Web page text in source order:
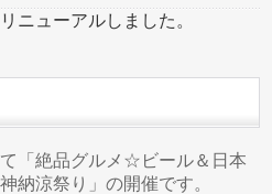
ニューアルしました。
「絶品グルメ☆ビール＆日本
納涼祭り」の開催です。